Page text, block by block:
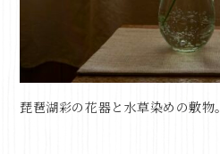
琵琶湖彩の花器と水草染めの敷物。